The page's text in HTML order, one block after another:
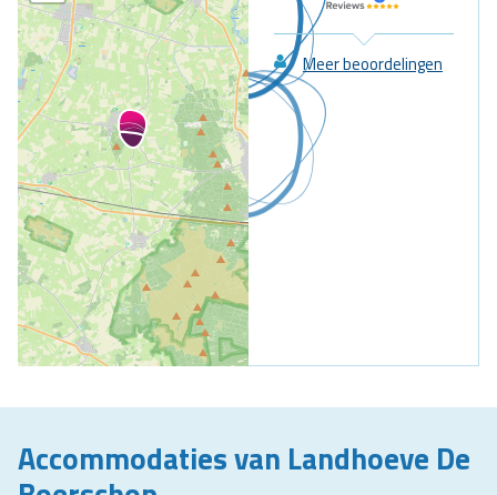
Meer beoordelingen
Accommodaties van Landhoeve De